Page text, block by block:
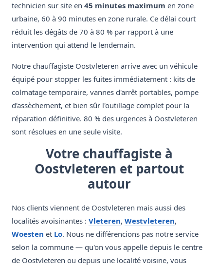
technicien sur site en 45 minutes maximum en zone
urbaine, 60 à 90 minutes en zone rurale. Ce délai court
réduit les dégâts de 70 à 80 % par rapport à une
intervention qui attend le lendemain.
Notre chauffagiste Oostvleteren arrive avec un véhicule
équipé pour stopper les fuites immédiatement : kits de
colmatage temporaire, vannes d'arrêt portables, pompe
d'assèchement, et bien sûr l'outillage complet pour la
réparation définitive. 80 % des urgences à Oostvleteren
sont résolues en une seule visite.
Votre chauffagiste à
Oostvleteren et partout
autour
Nos clients viennent de Oostvleteren mais aussi des
localités avoisinantes : Vleteren, Westvleteren,
Woesten et Lo. Nous ne différencions pas notre service
selon la commune — qu'on vous appelle depuis le centre
de Oostvleteren ou depuis une localité voisine, vous